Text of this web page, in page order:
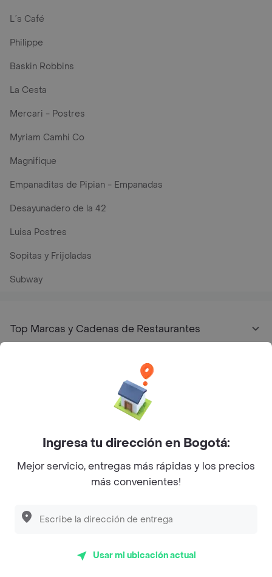
L´s Café
Philippe
Baskin Robbins
La Cesta
Mercari - Postres
Myriam Camhi Co
Magnifique
Empanaditas de Pipian - Empanadas
Desayunadero de la 42
Luisa Postres
Sopitas y Frijoladas
Subway
Top Marcas y Cadenas de Restaurantes
Encuéntranos en estos países
App Store Google play AppGallery
Ingresa tu dirección en Bogotá:
Mejor servicio, entregas más rápidas y los precios
más convenientes!
Usar mi ubicación actual